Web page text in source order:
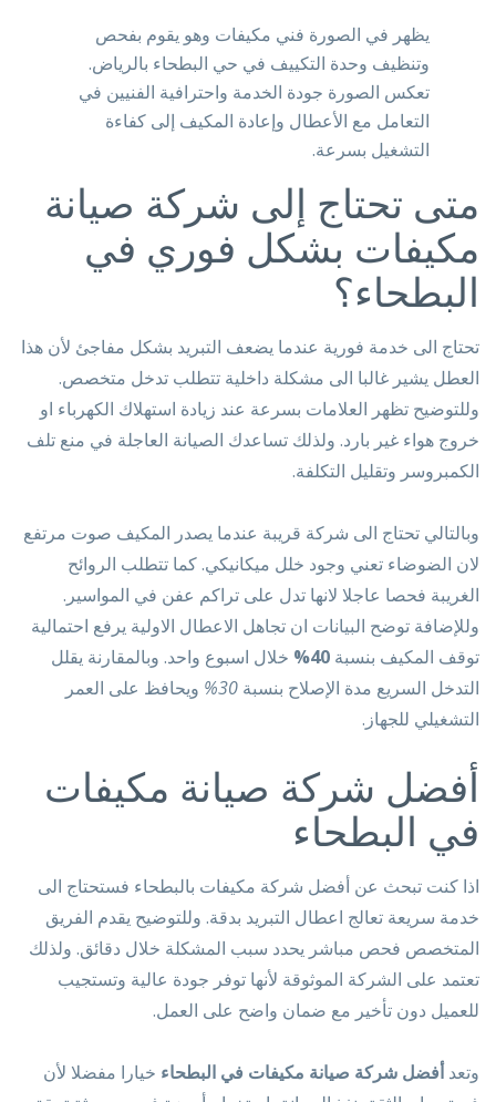
يظهر في الصورة فني مكيفات وهو يقوم بفحص
وتنظيف وحدة التكييف في حي البطحاء بالرياض.
تعكس الصورة جودة الخدمة واحترافية الفنيين في
التعامل مع الأعطال وإعادة المكيف إلى كفاءة
التشغيل بسرعة.
متى تحتاج إلى شركة صيانة
مكيفات بشكل فوري في
البطحاء؟
تحتاج الى خدمة فورية عندما يضعف التبريد بشكل مفاجئ لأن هذا
العطل يشير غالبا الى مشكلة داخلية تتطلب تدخل متخصص.
وللتوضيح تظهر العلامات بسرعة عند زيادة استهلاك الكهرباء او
خروج هواء غير بارد. ولذلك تساعدك الصيانة العاجلة في منع تلف
الكمبروسر وتقليل التكلفة.
وبالتالي تحتاج الى شركة قريبة عندما يصدر المكيف صوت مرتفع
لان الضوضاء تعني وجود خلل ميكانيكي. كما تتطلب الروائح
الغريبة فحصا عاجلا لانها تدل على تراكم عفن في المواسير.
وللإضافة توضح البيانات ان تجاهل الاعطال الاولية يرفع احتمالية
توقف المكيف بنسبة 40%
خلال اسبوع واحد. وبالمقارنة يقلل
التدخل السريع مدة الإصلاح بنسبة 30%
ويحافظ على العمر
التشغيلي للجهاز.
أفضل شركة صيانة مكيفات
في البطحاء
اذا كنت تبحث عن أفضل شركة مكيفات بالبطحاء فستحتاج الى
خدمة سريعة تعالج اعطال التبريد بدقة. وللتوضيح يقدم الفريق
المتخصص فحص مباشر يحدد سبب المشكلة خلال دقائق. ولذلك
تعتمد على الشركة الموثوقة لأنها توفر جودة عالية وتستجيب
للعميل دون تأخير مع ضمان واضح على العمل.
وتعدأفضل شركة صيانة مكيفات في البطحاء خيارا مفضلا لأن